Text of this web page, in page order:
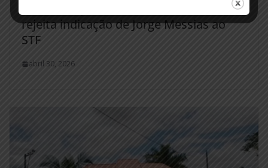
Senado impõe derrota histórica a Lula e
rejeita indicação de Jorge Messias ao
STF
abril 30, 2026